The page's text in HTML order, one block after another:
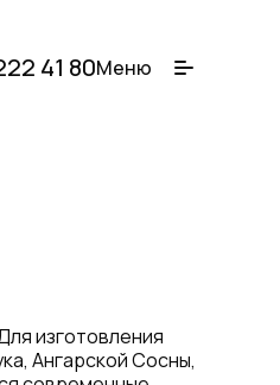
41 80Меню
изготовления
Ангарской Сосны,